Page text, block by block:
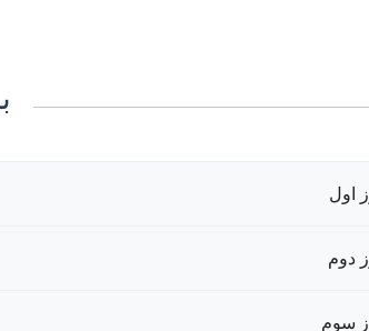
اول
دوم
سوم